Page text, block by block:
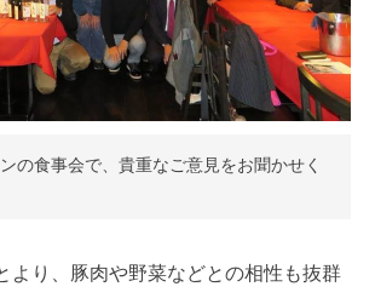
の食事会で、貴重なご意見をお聞かせく
より、豚肉や野菜などとの相性も抜群